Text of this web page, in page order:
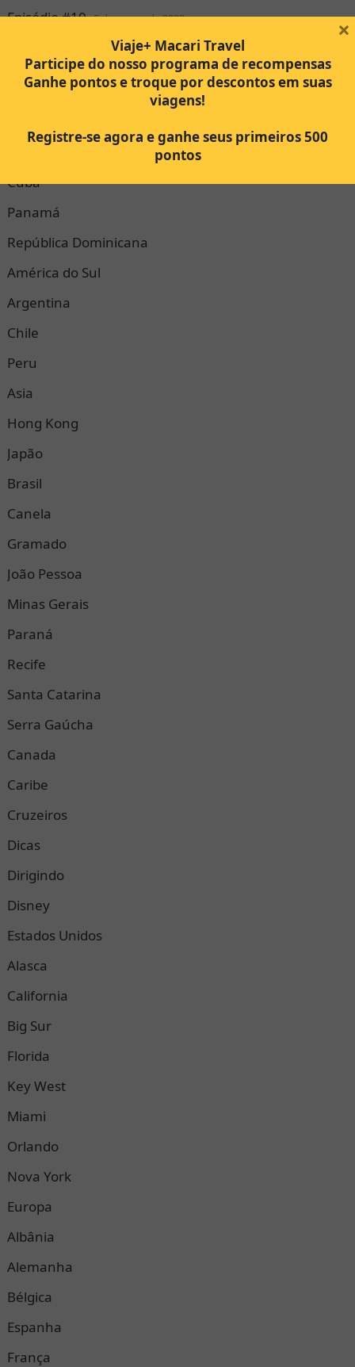
Episódio #10 5 de março de 2023
Africa
América Central
Cuba
Panamá
República Dominicana
América do Sul
Argentina
Chile
Peru
Asia
Hong Kong
Japão
Brasil
Canela
Gramado
João Pessoa
Minas Gerais
Paraná
Recife
Santa Catarina
Serra Gaúcha
Canada
Caribe
Cruzeiros
Dicas
Dirigindo
Disney
Estados Unidos
Alasca
California
Big Sur
Florida
Key West
Miami
Orlando
Nova York
Europa
Albânia
Alemanha
Bélgica
Espanha
França
Viaje+ Macari Travel
Participe do nosso programa de recompensas
Ganhe pontos e troque por descontos em suas
viagens!
Registre-se agora e ganhe seus primeiros 500
pontos
×